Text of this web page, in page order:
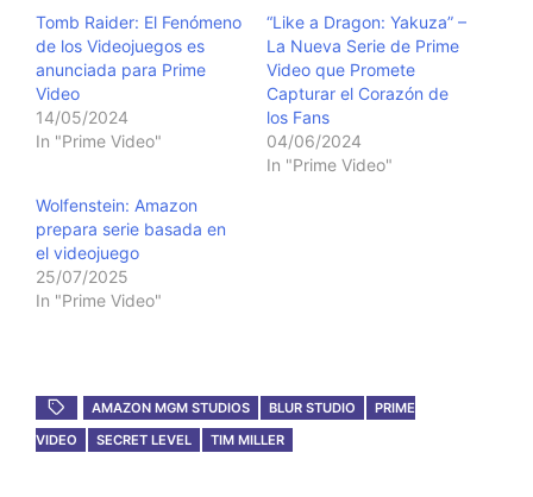
Tomb Raider: El Fenómeno
de los Videojuegos es
anunciada para Prime
Video
14/05/2024
In "Prime Video"
“Like a Dragon: Yakuza” –
La Nueva Serie de Prime
Video que Promete
Capturar el Corazón de
los Fans
04/06/2024
In "Prime Video"
Wolfenstein: Amazon
prepara serie basada en
el videojuego
25/07/2025
In "Prime Video"
AMAZON MGM STUDIOS BLUR STUDIO
PRIME
VIDEO
SECRET LEVEL TIM MILLER